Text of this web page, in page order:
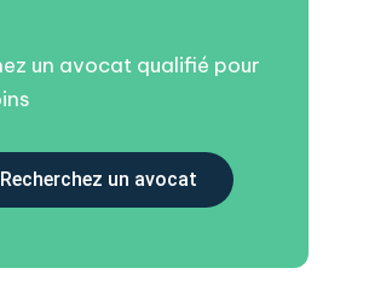
un avocat qualifié pour
Recherchez un avocat